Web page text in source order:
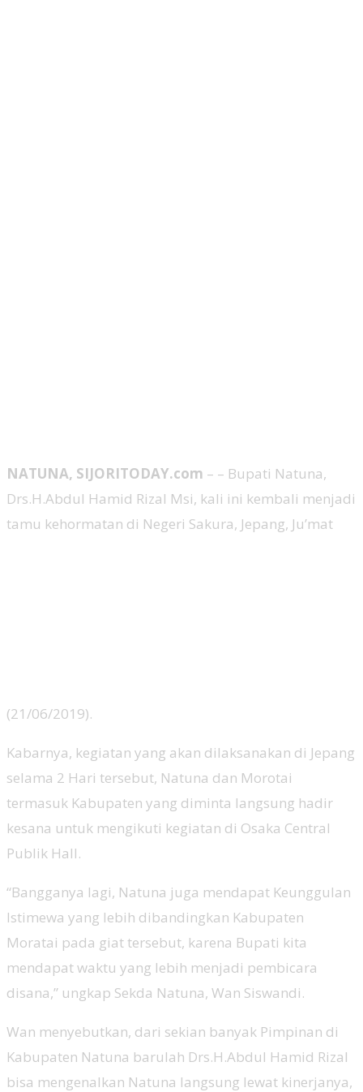
NATUNA, SIJORITODAY.com – – Bupati Natuna,
Drs.H.Abdul Hamid Rizal Msi, kali ini kembali menjadi
tamu kehormatan di Negeri Sakura, Jepang, Ju’mat
(21/06/2019).
Kabarnya, kegiatan yang akan dilaksanakan di Jepang
selama 2 Hari tersebut, Natuna dan Morotai
termasuk Kabupaten yang diminta langsung hadir
kesana untuk mengikuti kegiatan di Osaka Central
Publik Hall.
“Bangganya lagi, Natuna juga mendapat Keunggulan
Istimewa yang lebih dibandingkan Kabupaten
Moratai pada giat tersebut, karena Bupati kita
mendapat waktu yang lebih menjadi pembicara
disana,” ungkap Sekda Natuna, Wan Siswandi.
Wan menyebutkan, dari sekian banyak Pimpinan di
Kabupaten Natuna barulah Drs.H.Abdul Hamid Rizal
bisa mengenalkan Natuna langsung lewat kinerjanya,